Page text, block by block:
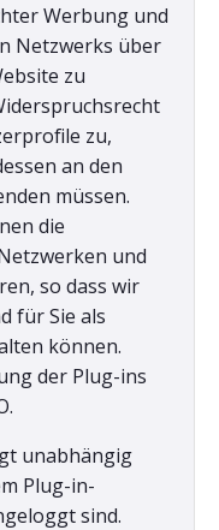
Werbung und
Netzwerks über
zu
zu,
an den
müssen.
die
und
so dass wir
für Sie als
können.
der Plug-ins
unabhängig
Plug-in-
sind.